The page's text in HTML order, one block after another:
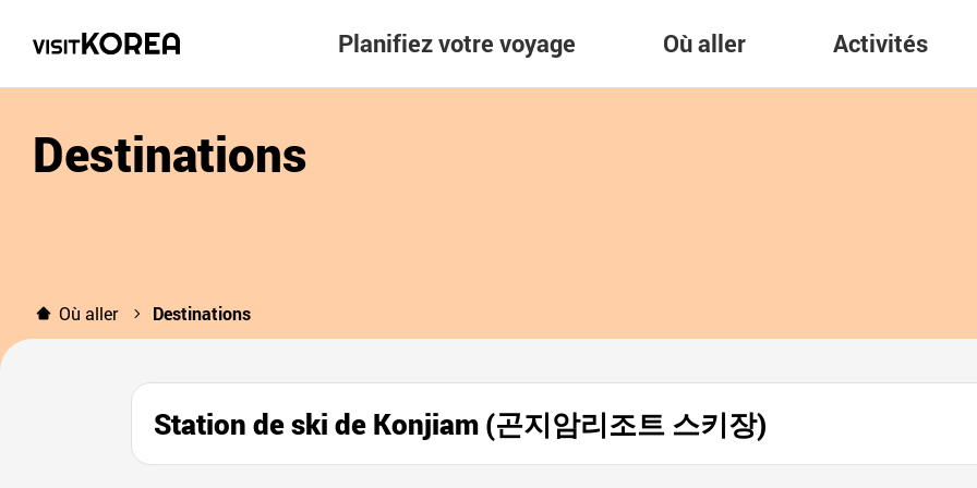
Planifiez votre voyage Où aller Activités
Destinations
Où aller Destinations
Station de ski de Konjiam (곤지암리조트 스키장)